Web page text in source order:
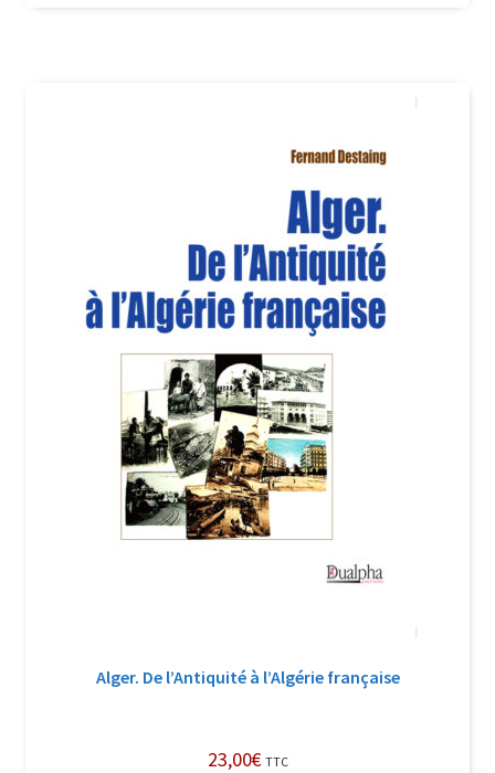
Alger. De l’Antiquité à l’Algérie française
23,00€ TTC